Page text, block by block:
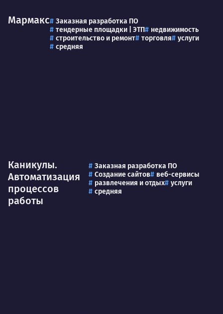
Мармакс
Заказная разработка ПО
тендерные площадки | ЭТП
недвижимость
строительство и ремонт
торговля
услуги
средняя
Каникулы.
Автоматизация
процессов
работы
Заказная разработка ПО
Создание сайтов
веб-сервисы
развлечения и отдых
услуги
средняя